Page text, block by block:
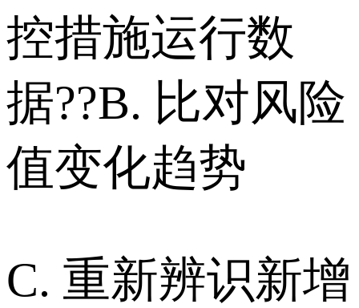
控措施运行数
据??B. 比对风险
值变化趋势
C. 重新辨识新增